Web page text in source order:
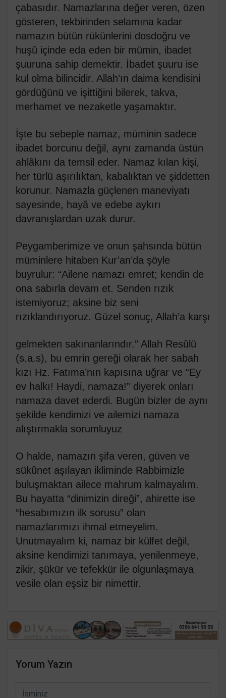
çabasıdır. Namazlarına değer veren, özen
gösteren, tekbirinden selamına kadar
namazın bütün rükünlerini dosdoğru ve
huşû içinde eda eden bir mümin, ibadet
şuuruna sahip demektir. İbadet şuuru ise
kul olma bilincidir. Allah’ın daima kendisini
gördüğünü ve işittiğini bilerek, takva,
merhamet ve nezaketle yaşamaktır.
İşte bu sebeple namaz, müminin sadece
ibadet borcunu değil, aynı zamanda üstün
ahlâkını da temsil eder. Namaz kılan kişi,
her türlü aşırılıktan, kabalıktan ve şiddetten
korunur. Namazla güçlenen maneviyatı
sayesinde, hayâ ve edebe aykırı
davranışlardan uzak durur.
Peygamberimize ve onun şahsında bütün
müminlere hitaben Kur’an’da şöyle
buyrulur: “Ailene namazı emret; kendin de
ona sabırla devam et. Senden rızık
istemiyoruz; aksine biz seni
rızıklandırıyoruz. Güzel sonuç, Allah’a karşı
gelmekten sakınanlarındır.” Allah Resûlü
(s.a.s), bu emrin gereği olarak her sabah
kızı Hz. Fatıma’nın kapısına uğrar ve “Ey
ev halkı! Haydi, namaza!” diyerek onları
namaza davet ederdi. Bugün bizler de aynı
şekilde kendimizi ve ailemizi namaza
alıştırmakla sorumluyuz
O halde, namazın şifa veren, güven ve
sükûnet aşılayan ikliminde Rabbimizle
buluşmaktan ailece mahrum kalmayalım.
Bu hayatta “dinimizin direği”, ahirette ise
“hesabımızın ilk sorusu” olan
namazlarımızı ihmal etmeyelim.
Unutmayalım ki, namaz bir külfet değil,
aksine kendimizi tanımaya, yenilenmeye,
zikir, şükür ve tefekkür ile olgunlaşmaya
vesile olan eşsiz bir nimettir.
Yorum Yazın